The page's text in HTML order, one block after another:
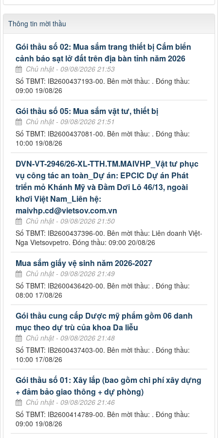
Thông tin mời thầu
Gói thầu số 02: Mua sắm trang thiết bị Cắm biển
cảnh báo sạt lở đất trên địa bàn tỉnh năm 2026
Chủ nhật - 09/08/2026 21:53
Số TBMT: IB2600437193-00. Bên mời thầu: . Đóng thầu:
09:00 19/08/26
Gói thầu số 05: Mua sắm vật tư, thiết bị
Chủ nhật - 09/08/2026 21:51
Số TBMT: IB2600437081-00. Bên mời thầu: . Đóng thầu:
10:00 19/08/26
DVN-VT-2946/26-XL-TTH.TM.MAIVHP_Vật tư phục
vụ công tác an toàn_Dự án: EPCIC Dự án Phát
triển mỏ Khánh Mỹ và Đầm Dơi Lô 46/13, ngoài
khơi Việt Nam_Liên hệ:
maivhp.cd@vietsov.com.vn
Chủ nhật - 09/08/2026 21:50
Số TBMT: IB2600437396-00. Bên mời thầu: Liên doanh Việt-
Nga Vietsovpetro. Đóng thầu: 09:00 20/08/26
Mua sắm giấy vệ sinh năm 2026-2027
Chủ nhật - 09/08/2026 21:49
Số TBMT: IB2600436420-00. Bên mời thầu: . Đóng thầu:
08:00 17/08/26
Gói thầu cung cấp Dược mỹ phẩm gồm 06 danh
mục theo dự trù của khoa Da liễu
Chủ nhật - 09/08/2026 21:48
Số TBMT: IB2600437403-00. Bên mời thầu: . Đóng thầu:
10:00 17/08/26
Gói thầu số 01: Xây lắp (bao gồm chi phí xây dựng
+ đảm bảo giao thông + dự phòng)
Chủ nhật - 09/08/2026 21:46
Số TBMT: IB2600414789-00. Bên mời thầu: . Đóng thầu:
09:00 19/08/26